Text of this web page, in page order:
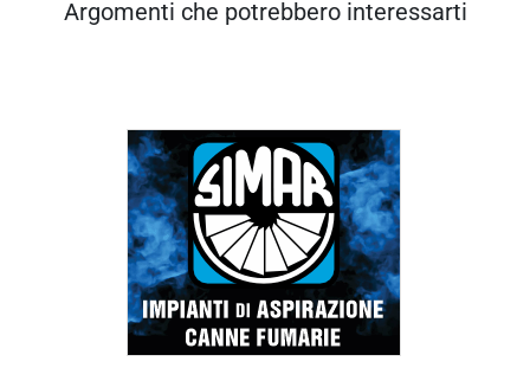
Argomenti che potrebbero interessarti